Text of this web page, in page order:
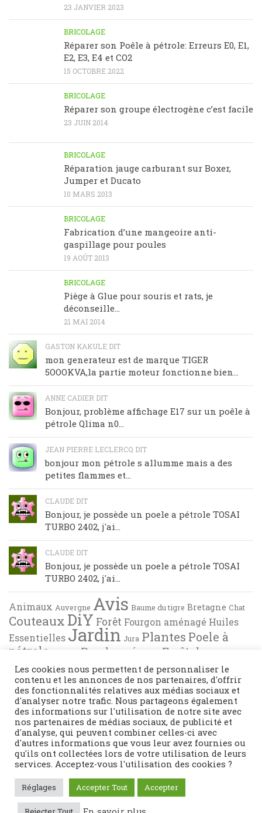
23 JANVIER 2023
BRICOLAGE
Réparer son Poêle à pétrole: Erreurs E0, E1,
E2, E3, E4 et CO2
15 OCTOBRE 2022
BRICOLAGE
Réparer son groupe électrogène c’est facile
23 JUIN 2014
BRICOLAGE
Réparation jauge carburant sur Boxer,
Jumper et Ducato
10 MARS 2013
BRICOLAGE
Fabrication d’une mangeoire anti-
gaspillage pour poules
19 AOÛT 2013
BRICOLAGE
Piège à Glue pour souris et rats, je
déconseille…
21 MAI 2014
GASTON KAKULE DIT
mon generateur est de marque TIGER
5OOOKVA,la partie moteur fonctionne bien...
ANNE CADIER DIT
Bonjour, problème affichage E17 sur un poêle à
pétrole Qlima n0...
JEAN PIERRE LECLERCQ DIT
bonjour mon pétrole s allumme mais a des
petites flammes et...
CLAUDE DIT
Bonjour, je possède un poele a pétrole TOSAI
TURBO 2402, j'ai...
CLAUDE DIT
Bonjour, je possède un poele a pétrole TOSAI
TURBO 2402, j'ai...
Animaux Auvergne Avis Baume du tigre Bretagne Chat
Couteaux DiY Forêt Fourgon aménagé Huiles
Essentielles Jardin Jura Plantes Poele à
pétrole
Randonnée en Forêt de
Brocéliande Recette de cuisine Tests
Fièrement propulsé par - Conçu parThème Hueman
Les cookies nous permettent de personnaliser le
contenu et les annonces de nos partenaires, d'offrir
des fonctionnalités relatives aux médias sociaux et
d'analyser notre trafic. Nous partageons également
des informations sur l'utilisation de notre site avec
nos partenaires de médias sociaux, de publicité et
d'analyse, qui peuvent combiner celles-ci avec
d'autres informations que vous leur avez fournies ou
qu'ils ont collectées lors de votre utilisation de leurs
services. Acceptez-vous l'utilisation des cookies ?
Réglages Accepter Tout Accepter